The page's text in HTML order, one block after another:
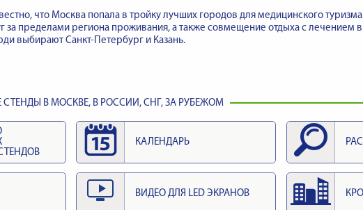
что Москва попала в тройку лучших городов для медицинского
за пределами региона проживания, а также совмещение отдыха с лечением
выбирают Санкт-Петербург и Казань.
В МОСКВЕ, В РОССИИ, СНГ, ЗА РУБЕЖОМ
КАЛЕНДАРЬ
ВИДЕО ДЛЯ LED ЭКРАНОВ